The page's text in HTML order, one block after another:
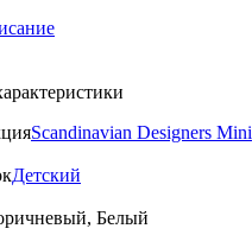
Scandinavian Designers Mini
Детский
Белый